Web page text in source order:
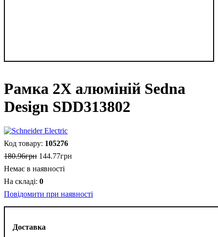
Рамка 2Х алюміній Sedna
Design SDD313802
Доставка
105276
180.96грн 144.77грн
Немає в наявності
0
Повідомити при наявності